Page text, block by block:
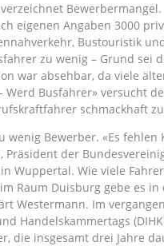
verzeichnet
eigenen Angaben 3000
Bustouristik
zu wenig – Grund sei
war absehbar, da viele
Werd Busfahrer» versucht
schmackhaft
wenig Bewerber. «Es fehlen
Präsident der
Wuppertal. Wie viele
Raum Duisburg gebe es in
Westermann. Im
Handelskammertags
die insgesamt drei Jahre